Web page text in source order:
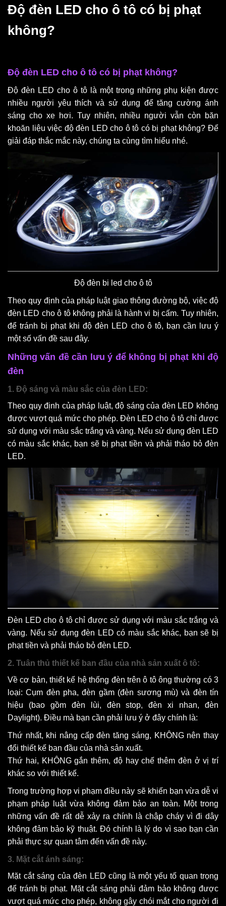
Độ đèn LED cho ô tô có bị phạt
không?
Độ đèn LED cho ô tô có bị phạt không?
Độ đèn LED cho ô tô là một trong những phụ kiện được
nhiều người yêu thích và sử dụng để tăng cường ánh
sáng cho xe hơi. Tuy nhiên, nhiều người vẫn còn băn
khoăn liệu việc độ đèn LED cho ô tô có bị phạt không? Để
giải đáp thắc mắc này, chúng ta cùng tìm hiểu nhé.
Độ đèn bi led cho ô tô
Theo quy định của pháp luật giao thông đường bộ, việc độ
đèn LED cho ô tô không phải là hành vi bị cấm. Tuy nhiên,
để tránh bị phạt khi độ đèn LED cho ô tô, bạn cần lưu ý
một số vấn đề sau đây.
Những vấn đề cần lưu ý để không bị phạt khi độ
đèn
1. Độ sáng và màu sắc của đèn LED:
Theo quy định của pháp luật, độ sáng của đèn LED không
được vượt quá mức cho phép. Đèn LED cho ô tô chỉ được
sử dụng với màu sắc trắng và vàng. Nếu sử dụng đèn LED
có màu sắc khác, bạn sẽ bị phạt tiền và phải tháo bỏ đèn
LED.
Đèn LED cho ô tô chỉ được sử dụng với màu sắc trắng và
vàng. Nếu sử dụng đèn LED có màu sắc khác, bạn sẽ bị
phạt tiền và phải tháo bỏ đèn LED.
2. Tuân thủ thiết kế ban đầu của nhà sản xuất ô tô:
Về cơ bản, thiết kế hệ thống đèn trên ô tô ông thường có 3
loại: Cụm đèn pha, đèn gầm (đèn sương mù) và đèn tín
hiệu (bao gồm đèn lùi, đèn stop, đèn xi nhan, đèn
Daylight). Điều mà bạn cần phải lưu ý ở đây chính là:
Thứ nhất, khi nâng cấp đèn tăng sáng, KHÔNG nên thay
đổi thiết kế ban đầu của nhà sản xuất.
Thứ hai, KHÔNG gắn thêm, độ hay chế thêm đèn ở vị trí
khác so với thiết kế.
Trong trường hợp vi phạm điều này sẽ khiến bạn vừa dễ vi
phạm pháp luật vừa không đảm bảo an toàn. Một trong
những vấn đề rất dễ xảy ra chính là chập cháy vì đi dây
không đảm bảo kỹ thuật. Đó chính là lý do vì sao bạn cần
phải thực sự quan tâm đến vấn đề này.
3. Mặt cắt ánh sáng:
Mặt cắt sáng của đèn LED cũng là một yếu tố quan trọng
để tránh bị phạt. Mặt cắt sáng phải đảm bảo không được
vượt quá mức cho phép, không gây chói mắt cho người đi